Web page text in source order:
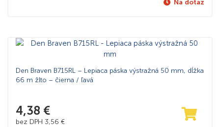
Na dotaz
Den Braven B715RL – Lepiaca páska výstražná 50 mm, dĺžka
66 m žlto – čierna / ľavá
4,38 €
bez DPH 3,56 €